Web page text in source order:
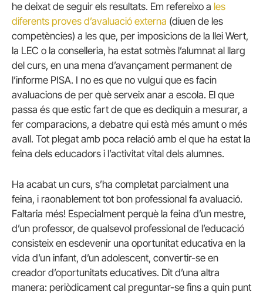
he deixat de seguir els resultats. Em refereixo a les
diferents proves d’avaluació externa (diuen de les
competències) a les que, per imposicions de la llei Wert,
la LEC o la conselleria, ha estat sotmès l’alumnat al llarg
del curs, en una mena d’avançament permanent de
l’informe PISA. I no es que no vulgui que es facin
avaluacions de per què serveix anar a escola. El que
passa és que estic fart de que es dediquin a mesurar, a
fer comparacions, a debatre qui està més amunt o més
avall. Tot plegat amb poca relació amb el que ha estat la
feina dels educadors i l’activitat vital dels alumnes.
Ha acabat un curs, s’ha completat parcialment una
feina, i raonablement tot bon professional fa avaluació.
Faltaria més! Especialment perquè la feina d’un mestre,
d’un professor, de qualsevol professional de l’educació
consisteix en esdevenir una oportunitat educativa en la
vida d’un infant, d’un adolescent, convertir-se en
creador d’oportunitats educatives. Dit d’una altra
manera: periòdicament cal preguntar-se fins a quin punt